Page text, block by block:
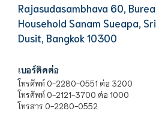
Rajasudasambhava 60,
Household Sanam Sueapa,
Dusit, Bangkok 10300
เบอร์ติดต่อ
โทรศัพท์ 0-2280-0551 ต่อ 3200
โทรศัพท์ 0-2121-3700 ต่อ 1000
โทรสาร 0-2280-0552